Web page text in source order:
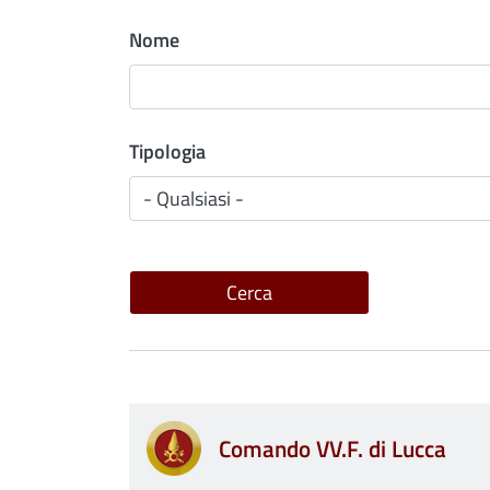
Nome
Tipologia
Comando VV.F. di Lucca